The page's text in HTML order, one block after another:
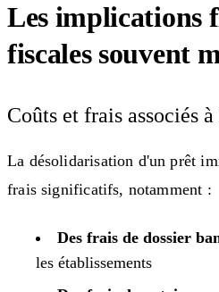
Les implications
fiscales souvent
Coûts et frais associés
La désolidarisation d'un prêt
frais significatifs, notamment :
Des frais de dossier
les établissements